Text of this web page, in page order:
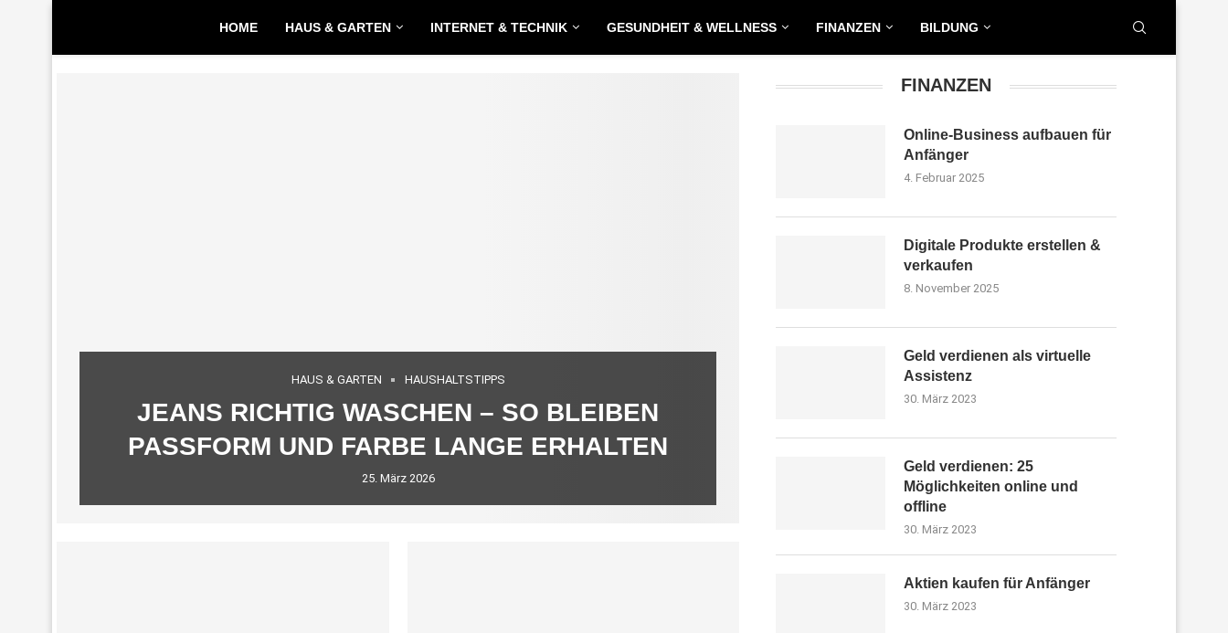
HOME HAUS & GARTEN INTERNET & TECHNIK GESUNDHEIT & WELLNESS FINANZEN BILDUNG
HAUS & GARTEN HAUSHALTSTIPPS
JEANS RICHTIG WASCHEN – SO BLEIBEN
PASSFORM UND FARBE LANGE ERHALTEN
25. März 2026
FINANZEN
Online-Business aufbauen für
Anfänger
4. Februar 2025
Digitale Produkte erstellen &
verkaufen
8. November 2025
Geld verdienen als virtuelle
Assistenz
30. März 2023
Geld verdienen: 25
Möglichkeiten online und
offline
30. März 2023
Aktien kaufen für Anfänger
30. März 2023